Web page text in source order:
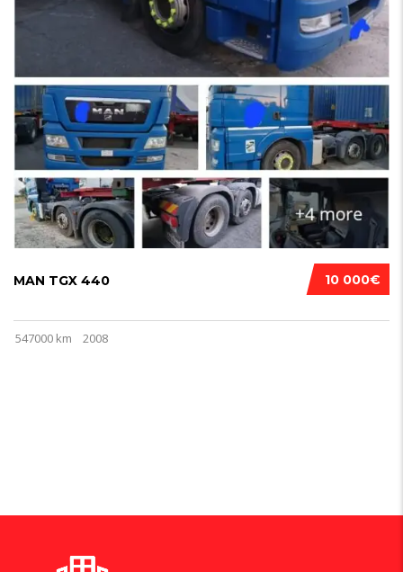
10 000€
MAN TGX 440
547000 km 2008